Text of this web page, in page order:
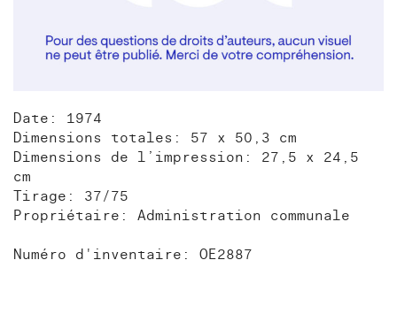
Date: 1974
Dimensions totales: 57 x 50,3 cm
Dimensions de l’impression: 27,5 x 24,5
cm
Tirage: 37/75
Propriétaire: Administration communale
Numéro d'inventaire: OE2887